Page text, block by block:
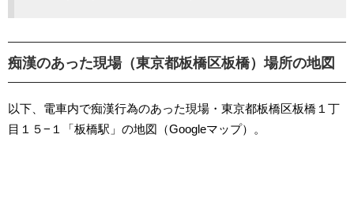
痴漢のあった現場（東京都板橋区板橋）場所の地図
以下、電車内で痴漢行為のあった現場・東京都板橋区板橋１丁
目１５−１「板橋駅」の地図（Googleマップ）。